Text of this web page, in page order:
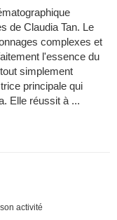
de Claudia Tan. Le
complexes et
l'essence du
simplement
principale qui
Elle réussit à ...
activité